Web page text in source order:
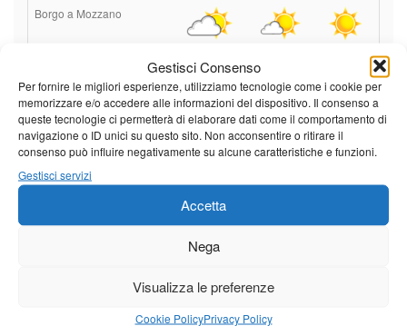
Gestisci Consenso
Per fornire le migliori esperienze, utilizziamo tecnologie come i cookie per
memorizzare e/o accedere alle informazioni del dispositivo. Il consenso a
queste tecnologie ci permetterà di elaborare dati come il comportamento di
navigazione o ID unici su questo sito. Non acconsentire o ritirare il
consenso può influire negativamente su alcune caratteristiche e funzioni.
Gestisci servizi
Accetta
Nega
Visualizza le preferenze
Cookie PolicyPrivacy Policy
Borgo a Mozzano
21°C|34°C 22°C|34°C 22°C|32°C
Castelnuovo Garfagnana
Previsioni a cura di:
Calendario eventi